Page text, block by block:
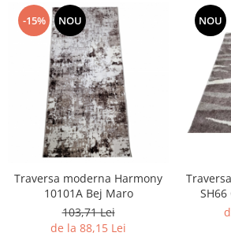
-15% NOU
Traversa moderna Harmony
10101A Bej Maro
103,71 Lei
de la 88,15 Lei
NOU